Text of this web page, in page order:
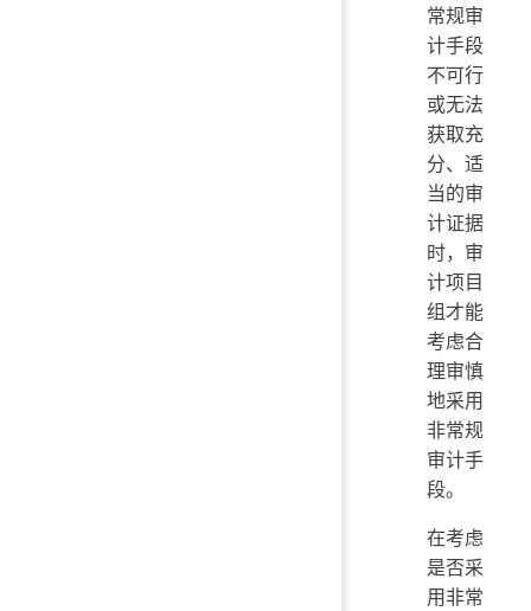
常规审
计手段
不可行
或无法
获取充
分、适
当的审
计证据
时，审
计项目
组才能
考虑合
理审慎
地采用
非常规
审计手
段。
在考虑
是否采
用非常